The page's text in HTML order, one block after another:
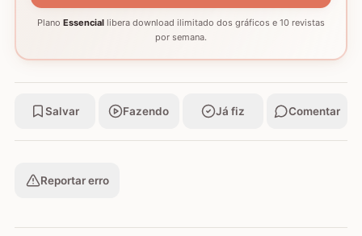
Plano Essencial libera download ilimitado dos gráficos e 10 revistas
por semana.
Salvar Fazendo Já fiz Comentar
Reportar erro